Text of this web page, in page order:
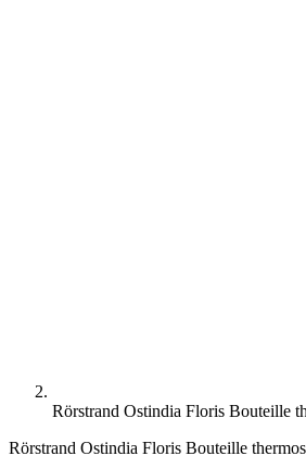
Rörstrand Ostindia Floris Bouteille
Rörstrand Ostindia Floris Bouteille